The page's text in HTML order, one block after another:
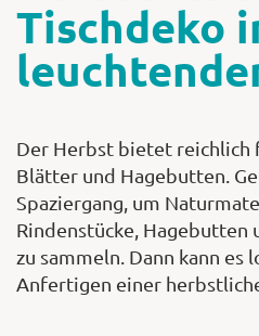
Tischdeko
Der Herbst bietet reichlich
Blätter und Hagebutten.
Spaziergang, um
Rindenstücke, Hagebutten
zu sammeln. Dann kann es
Anfertigen einer